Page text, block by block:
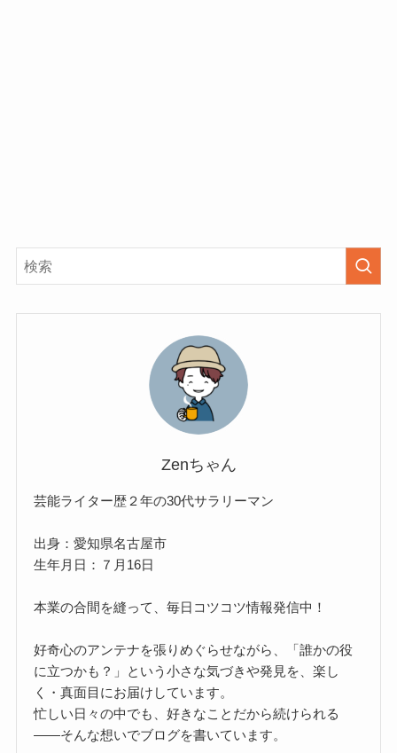
Zenちゃん
芸能ライター歴２年の30代サラリーマン
出身：愛知県名古屋市
生年月日：７月16日
本業の合間を縫って、毎日コツコツ情報発信中！
好奇心のアンテナを張りめぐらせながら、「誰かの役
に立つかも？」という小さな気づきや発見を、楽し
く・真面目にお届けしています。
忙しい日々の中でも、好きなことだから続けられる
——そんな想いでブログを書いています。